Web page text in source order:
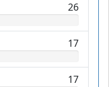
26
17
17